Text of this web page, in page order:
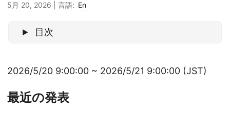
5月 20, 2026 言語: En
目次
2026/5/20 9:00:00 ~ 2026/5/21 9:00:00 (JST)
最近の発表